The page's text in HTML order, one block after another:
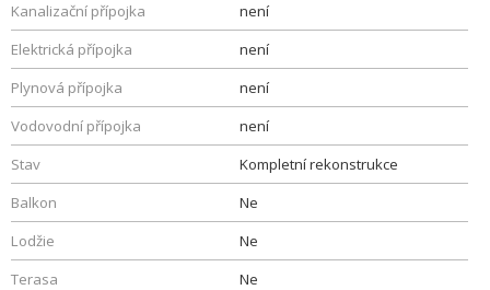
Kanalizační přípojka
není
Elektrická přípojka
není
Plynová přípojka
není
Vodovodní přípojka
není
Stav
Kompletní rekonstrukce
Balkon
Ne
Lodžie
Ne
Terasa
Ne